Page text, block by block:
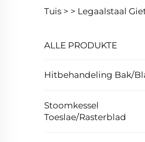
Tuis > > Legaalstaal
ALLE PRODUKTE
Hitbehandeling Bak/
Stoomkessel
Toeslae/Rasterblad